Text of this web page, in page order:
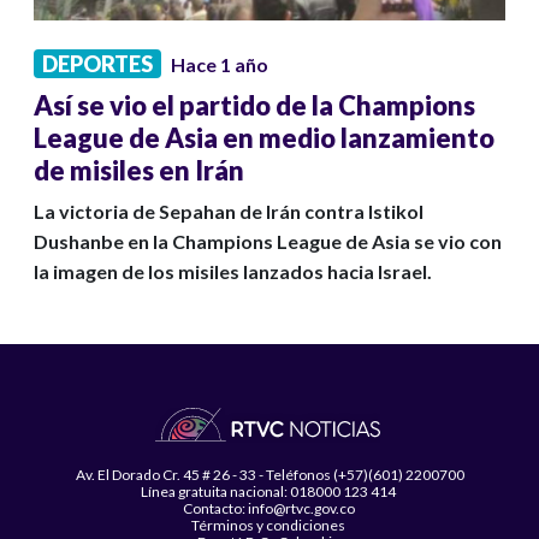
DEPORTES Hace 1 año
Así se vio el partido de la Champions
League de Asia en medio lanzamiento
de misiles en Irán
La victoria de Sepahan de Irán contra Istikol
Dushanbe en la Champions League de Asia se vio con
la imagen de los misiles lanzados hacia Israel.
Av. El Dorado Cr. 45 # 26 - 33 - Teléfonos (+57)(601) 2200700
Línea gratuita nacional: 018000 123 414
Contacto: info@rtvc.gov.co
Términos y condiciones